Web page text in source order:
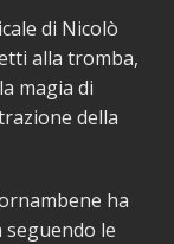
di Nicolò
alla tromba,
magia di
della
ha
seguendo le